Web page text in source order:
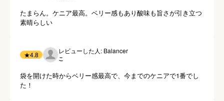
たまらん。ケニア最高。ベリー感もあり酸味も旨さが引き立つ
素晴らしい
★4.8 レビューした人: Balancer
こ
袋を開けた時からベリー感最高で、今までのケニアで1番でし
た！